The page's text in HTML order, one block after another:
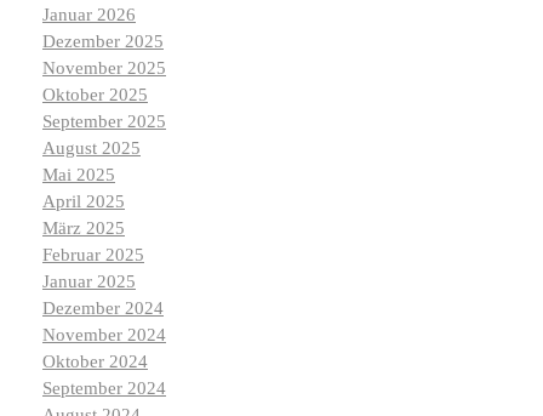
Januar 2026
Dezember 2025
November 2025
Oktober 2025
September 2025
August 2025
Mai 2025
April 2025
März 2025
Februar 2025
Januar 2025
Dezember 2024
November 2024
Oktober 2024
September 2024